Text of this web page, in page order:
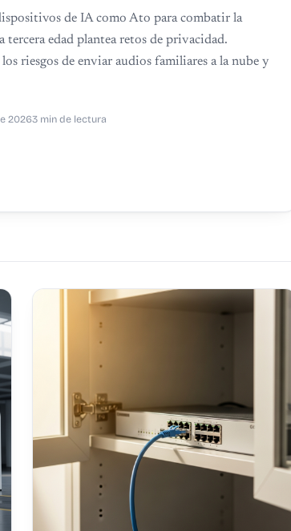
de IA como Ato para combatir la
tercera edad plantea retos de privacidad.
riesgos de enviar audios familiares a la nube y
20263 min de lectura